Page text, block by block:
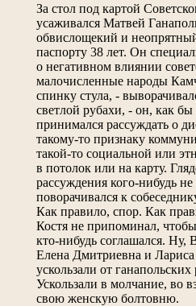
За стол под картой
усаживался Матвей
обвислощекий и
паспорту 38 лет. Он
о негативном влиянии
малочисленные народы
спинку стула, -
светлой рубахи, - он, как бы
принимался рассуждать о
такому-то признаку
такой-то социальной или
в потолок или на карту.
рассуждения кого-нибудь не
поворачивался к
Как правило, спор. Как
Костя не припоминал,
кто-нибудь соглашался. Ну,
Елена Дмитриевна и
ускользали от
Ускользали в молчание, во
свою женскую болтовню.